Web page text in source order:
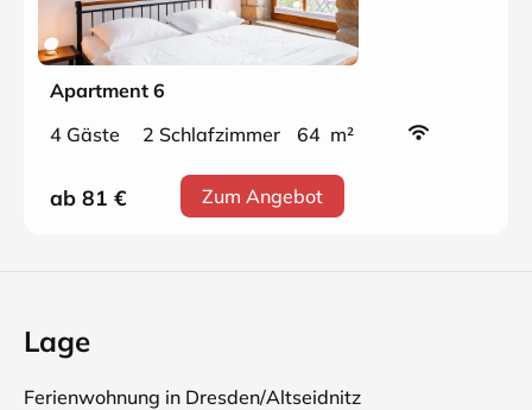
Apartment 6
4 Gäste
2 Schlafzimmer 64 m²
ab 81 € Zum Angebot
Lage
Ferienwohnung in Dresden/Altseidnitz